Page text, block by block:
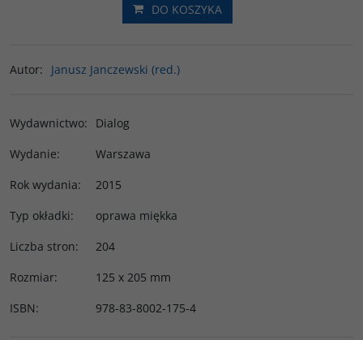
DO KOSZYKA
Autor: Janusz Janczewski (red.)
Wydawnictwo:
Dialog
Wydanie:
Warszawa
Rok wydania:
2015
Typ okładki:
oprawa miękka
Liczba stron:
204
Rozmiar:
125 x 205 mm
ISBN: 978-83-8002-175-4